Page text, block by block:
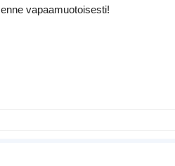
vapaamuotoisesti!